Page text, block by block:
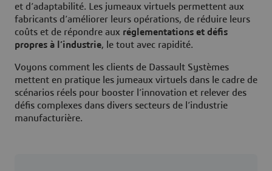
et d’adaptabilité. Les jumeaux virtuels permettent aux
fabricants d’améliorer leurs opérations, de réduire leurs
coûts et de répondre aux réglementations et défis
propres à l’industrie, le tout avec rapidité.
Voyons comment les clients de Dassault Systèmes
mettent en pratique les jumeaux virtuels dans le cadre de
scénarios réels pour booster l’innovation et relever des
défis complexes dans divers secteurs de l’industrie
manufacturière.